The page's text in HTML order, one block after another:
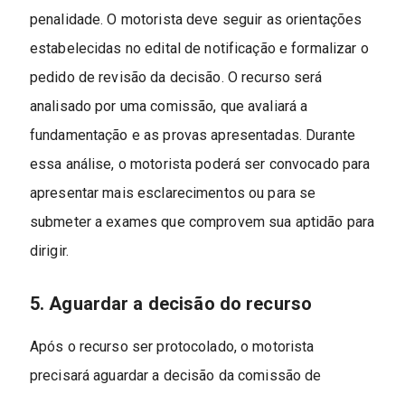
penalidade. O motorista deve seguir as orientações
estabelecidas no edital de notificação e formalizar o
pedido de revisão da decisão. O recurso será
analisado por uma comissão, que avaliará a
fundamentação e as provas apresentadas. Durante
essa análise, o motorista poderá ser convocado para
apresentar mais esclarecimentos ou para se
submeter a exames que comprovem sua aptidão para
dirigir.
5. Aguardar a decisão do recurso
Após o recurso ser protocolado, o motorista
precisará aguardar a decisão da comissão de